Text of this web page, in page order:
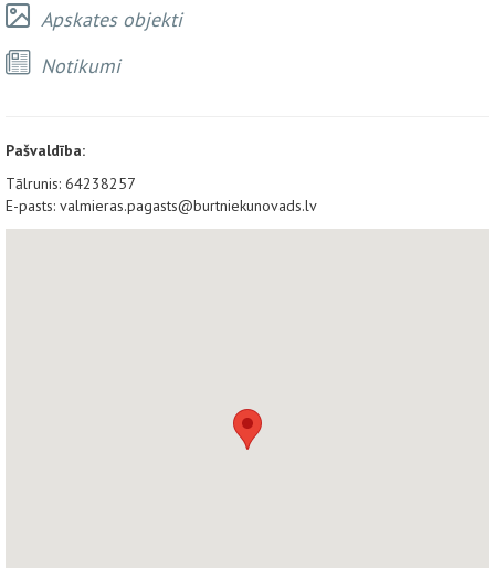
Apskates objekti
Notikumi
Pašvaldība:
Tālrunis: 64238257
E-pasts: valmieras.pagasts@burtniekunovads.lv